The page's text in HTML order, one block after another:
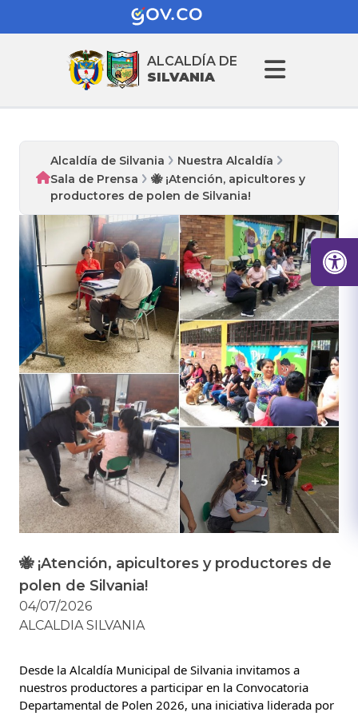
ALCALDÍA DE
SILVANIA
Alcaldía de Silvania
Nuestra Alcaldía
Sala de Prensa
🐝 ¡Atención, apicultores y
productores de polen de Silvania!
🐝 ¡Atención, apicultores y productores de
polen de Silvania!
04/07/2026
ALCALDIA SILVANIA
Desde la Alcaldía Municipal de Silvania invitamos a
nuestros productores a participar en la Convocatoria
Departamental de Polen 2026, una iniciativa liderada por